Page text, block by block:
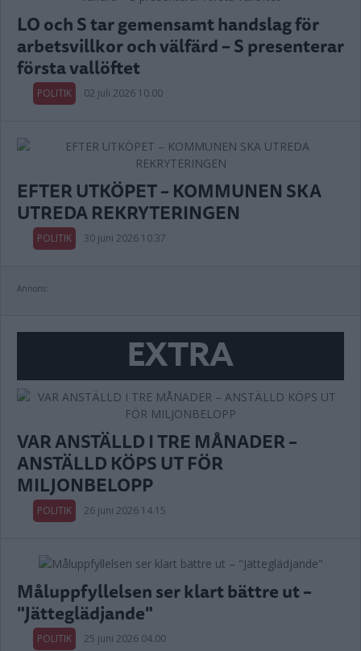
LO och S tar gemensamt handslag för
arbetsvillkor och välfärd – S presenterar
första vallöftet
POLITIK 02 juli 2026 10.00
EFTER UTKÖPET – KOMMUNEN SKA
UTREDA REKRYTERINGEN
POLITIK 30 juni 2026 10.37
Annons:
EXTRA
VAR ANSTÄLLD I TRE MÅNADER –
ANSTÄLLD KÖPS UT FÖR
MILJONBELOPP
POLITIK 26 juni 2026 14.15
Måluppfyllelsen ser klart bättre ut –
"Jätteglädjande"
POLITIK 25 juni 2026 04.00